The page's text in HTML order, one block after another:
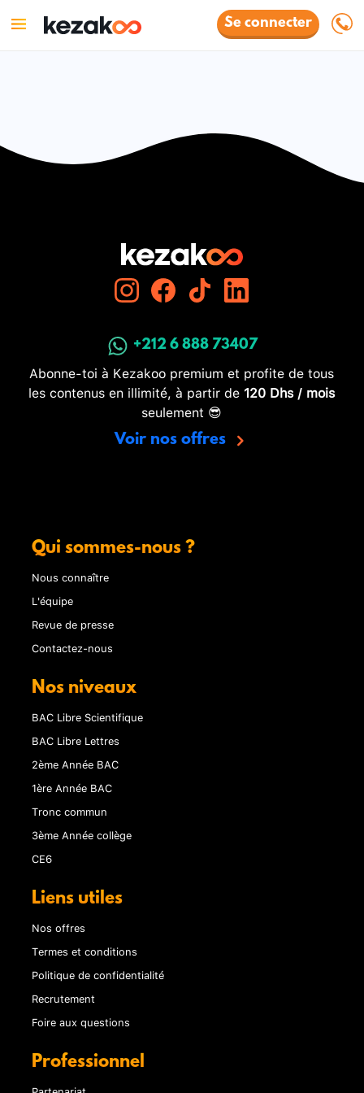
Se connecter
+212 6 888 73407
Abonne-toi à Kezakoo premium et profite de tous
les contenus en illimité, à partir de 120 Dhs / mois
seulement 😎
Voir nos offres
Qui sommes-nous ?
Nous connaître
L'équipe
Revue de presse
Contactez-nous
Nos niveaux
BAC Libre Scientifique
BAC Libre Lettres
2ème Année BAC
1ère Année BAC
Tronc commun
3ème Année collège
CE6
Liens utiles
Nos offres
Termes et conditions
Politique de confidentialité
Recrutement
Foire aux questions
Professionnel